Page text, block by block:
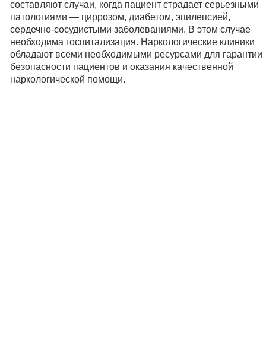
составляют случаи, когда пациент страдает серьезными
патологиями — циррозом, диабетом, эпилепсией,
сердечно-сосудистыми заболеваниями. В этом случае
необходима госпитализация. Наркологические клиники
обладают всеми необходимыми ресурсами для гарантии
безопасности пациентов и оказания качественной
наркологической помощи.